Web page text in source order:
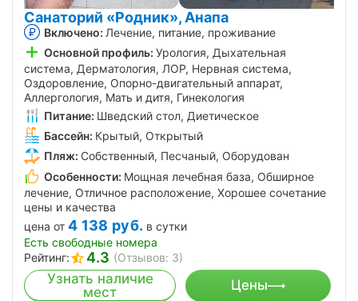
Санаторий «Родник», Анапа
Включено: Лечение, питание, проживание
Основной профиль: Урология, Дыхательная
система, Дерматология, ЛОР, Нервная система,
Оздоровление, Опорно-двигательный аппарат,
Аллергология, Мать и дитя, Гинекология
Питание: Шведский стол, Диетическое
Бассейн: Крытый, Открытый
Пляж: Собственный, Песчаный, Оборудован
Особенности: Мощная лечебная база, Обширное
лечение, Отличное расположение, Хорошее сочетание
цены и качества
цена от 4 138 руб. в сутки
Есть свободные номера
Рейтинг:
4.3 (Отзывов: 3)
Узнать наличие
мест
Цены